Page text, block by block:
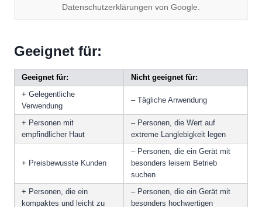
Datenschutzerklärungen von Google.
Geeignet für:
Geeignet für:
Nicht geeignet für:
+ Gelegentliche
Verwendung
– Tägliche Anwendung
+ Personen mit
empfindlicher Haut
– Personen, die Wert auf
extreme Langlebigkeit legen
+ Preisbewusste Kunden
– Personen, die ein Gerät mit
besonders leisem Betrieb
suchen
+ Personen, die ein
kompaktes und leicht zu
– Personen, die ein Gerät mit
besonders hochwertigen